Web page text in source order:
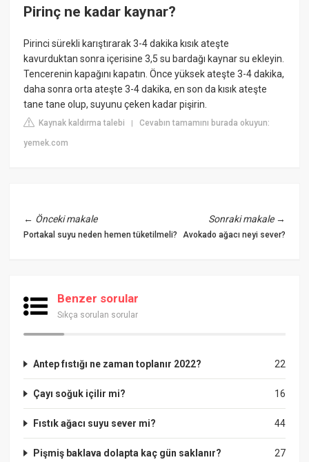
Pirinç ne kadar kaynar?
Pirinci sürekli karıştırarak 3-4 dakika kısık ateşte
kavurduktan sonra içerisine 3,5 su bardağı kaynar su ekleyin.
Tencerenin kapağını kapatın. Önce yüksek ateşte 3-4 dakika,
daha sonra orta ateşte 3-4 dakika, en son da kısık ateşte
tane tane olup, suyunu çeken kadar pişirin.
Kaynak kaldırma talebi |Cevabın tamamını burada okuyun:
yemek.com
← Önceki makale
Portakal suyu neden hemen tüketilmeli?
Sonraki makale→
Avokado ağacı neyi sever?
Benzer sorular
Sıkça sorulan sorular
22
Antep fıstığı ne zaman toplanır 2022?
16
Çayı soğuk içilir mi?
44
Fıstık ağacı suyu sever mi?
27
Pişmiş baklava dolapta kaç gün saklanır?